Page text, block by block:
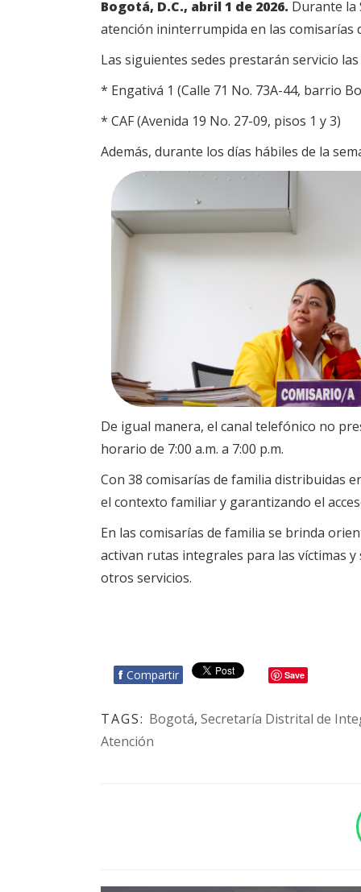
Bogotá, D.C., abril 1 de 2026. Durante la
atención ininterrumpida en las comisarías
Las siguientes sedes prestarán servicio
* Engativá 1 (Calle 71 No. 73A-44, barrio
* CAF (Avenida 19 No. 27-09, pisos 1 y 3)
Además, durante los días hábiles de la
De igual manera, el canal telefónico no
horario de 7:00 a.m. a 7:00 p.m.
Con 38 comisarías de familia distribuidas
el contexto familiar y garantizando el
En las comisarías de familia se brinda
activan rutas integrales para las víctimas
otros servicios.
f Compartir Save
TAGS: Bogotá, Secretaría Distrital de
Atención